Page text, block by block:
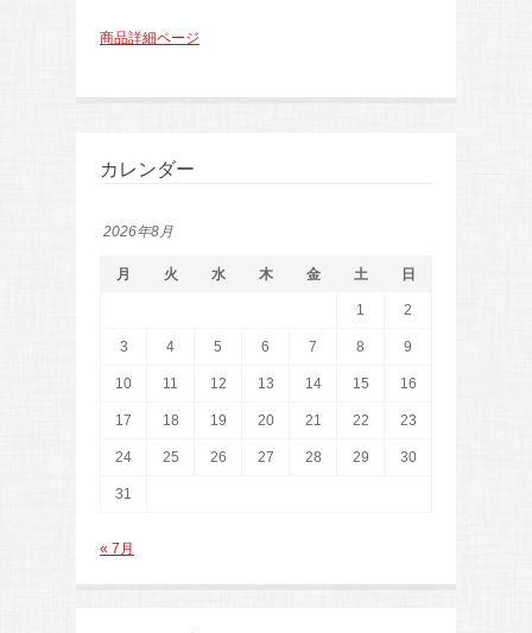
商品詳細ページ
カレンダー
2026年8月
月 火 水 木 金 土 日
1 2
3 4 5 6 7 8 9
10 11 12 13 14 15 16
17 18 19 20 21 22 23
24 25 26 27 28 29 30
31
« 7月